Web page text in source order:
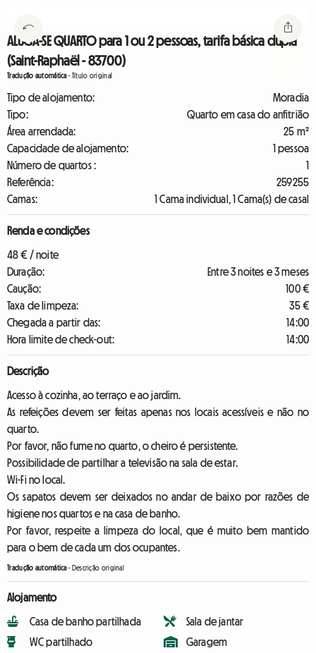
ALUGA-SE QUARTO para 1 ou 2 pessoas, tarifa básica dupla
(Saint-Raphaël - 83700)
Tradução automática-Título original
Tipo de alojamento:
Moradia
Tipo:
Quarto em casa do anfitrião
Área arrendada:
25 m²
Capacidade de alojamento:
1 pessoa
Número de quartos :
1
Referência:
259255
Camas:
1 Cama individual, 1 Cama(s) de casal
Renda e condições
48 € / noite
Duração:
Entre 3 noites e 3 meses
Caução:
100 €
Taxa de limpeza:
35 €
Chegada a partir das:
14:00
Hora limite de check-out:
14:00
Descrição
Acesso à cozinha, ao terraço e ao jardim.
As refeições devem ser feitas apenas nos locais acessíveis e não no
quarto.
Por favor, não fume no quarto, o cheiro é persistente.
Possibilidade de partilhar a televisão na sala de estar.
Wi-Fi no local.
Os sapatos devem ser deixados no andar de baixo por razões de
higiene nos quartos e na casa de banho.
Por favor, respeite a limpeza do local, que é muito bem mantido
para o bem de cada um dos ocupantes.
Tradução automática- Descrição original
Alojamento
Casa de banho partilhada
WC partilhado
Sala de jantar
Garagem